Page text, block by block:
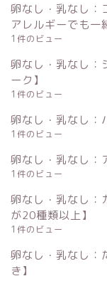
卵なし・乳なし：
アレルギーでも一
1件のビュー
卵なし・乳なし：
ーク】
1件のビュー
卵なし・乳なし：
1件のビュー
卵なし・乳なし：
1件のビュー
卵なし・乳なし：
が20種類以上】
1件のビュー
卵なし・乳なし：
き】